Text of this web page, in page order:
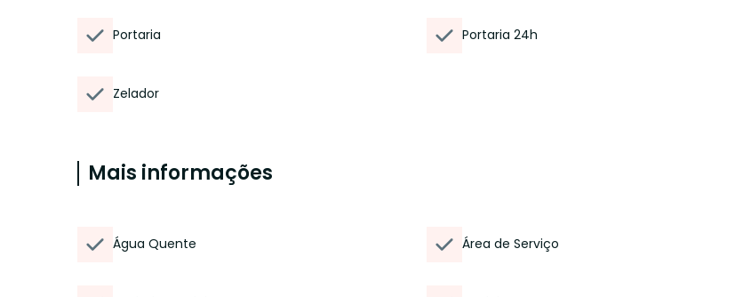
Portaria Portaria 24h
Zelador
Mais informações
Água Quente Área de Serviço